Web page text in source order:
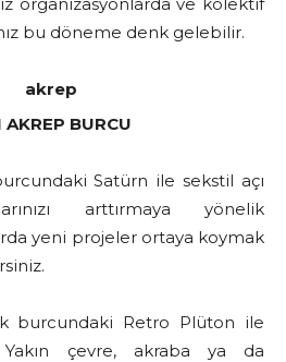
bu döneme denk gelebilir.
AKREP BURCU
Satürn ile sekstil açı
arttırmaya yönelik
yeni projeler ortaya koymak
burcundaki Retro Plüton ile
çevre, akraba ya da